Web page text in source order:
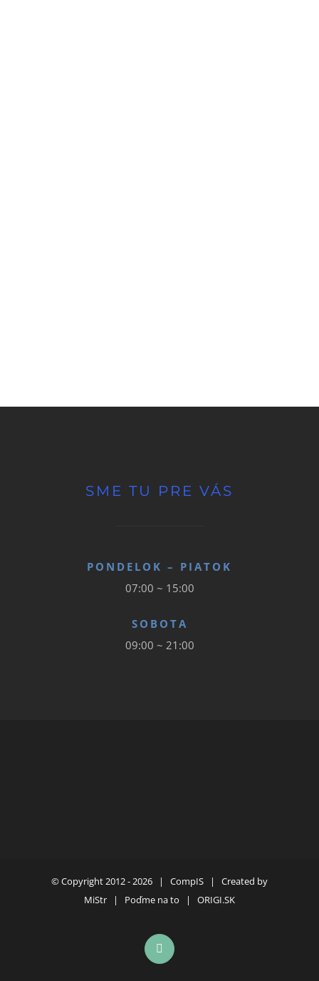
SME TU PRE VÁS
PONDELOK – PIATOK
07:00 ~ 15:00
SOBOTA
09:00 ~ 21:00
© Copyright 2012 -2026 | CompIS | Created by
MiStr | Poďme na to | ORIGI.SK
Facebook